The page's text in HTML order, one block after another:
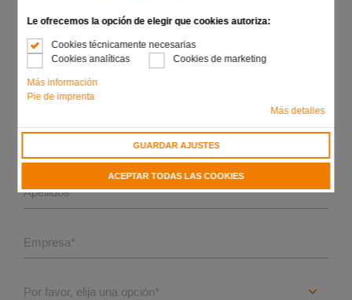
Le ofrecemos la opción de elegir que cookies autoriza:
Cookies técnicamente necesarias
Cookies analíticas
Cookies de marketing
Más información
Pie de imprenta
Más detalles
GUARDAR AJUSTES
ACEPTAR TODAS LAS COOKIES
Asunto
Apellidos*
Empresa*